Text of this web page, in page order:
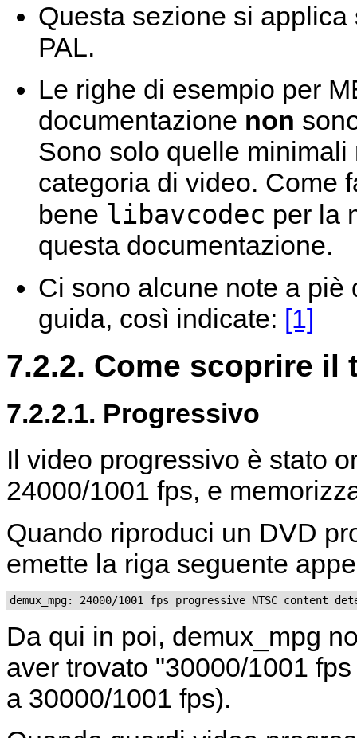
Questa sezione si
PAL.
Le righe di esempio per
documentazione non
Sono solo quelle
categoria di video. Come
bene libavcodec per la
questa documentazione.
Ci sono alcune note a
guida, così indicate: [1]
7.2.2. Come scoprire
7.2.2.1. Progressivo
Il video progressivo è stato
24000/1001 fps, e
Quando riproduci un DVD
emette la riga seguente
Da qui in poi, demux_mpg
aver trovato "30000/1001
a 30000/1001 fps).